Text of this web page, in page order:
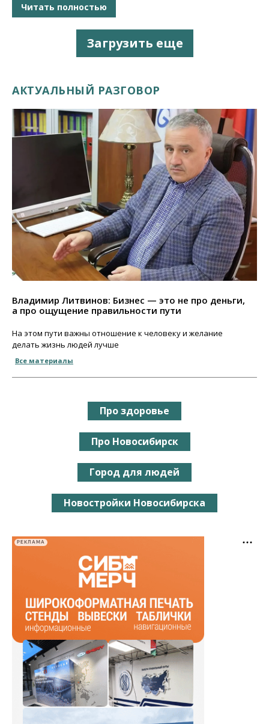
Читать полностью
Загрузить еще
АКТУАЛЬНЫЙ РАЗГОВОР
Владимир Литвинов: Бизнес — это не про деньги,
а про ощущение правильности пути
На этом пути важны отношение к человеку и желание
делать жизнь людей лучше
Все материалы
Про здоровье
Про Новосибирск
Город для людей
Новостройки Новосибирска
РЕКЛАМА